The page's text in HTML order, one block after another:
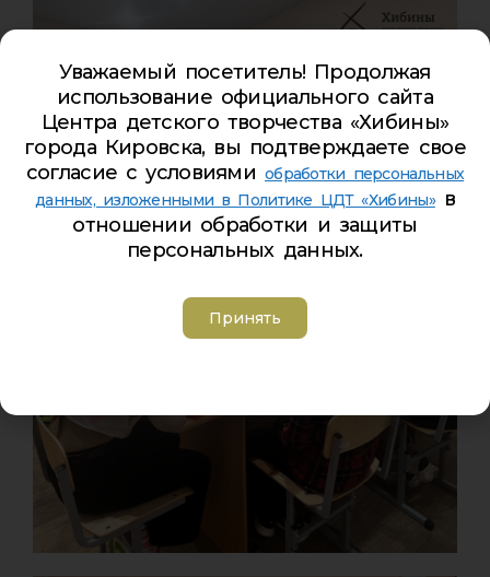
Уважаемый посетитель! Продолжая
использование официального сайта
Центра детского творчества «Хибины»
города Кировска, вы подтверждаете свое
согласие с условиями обработки персональных
данных, изложенными в Политике ЦДТ «Хибины»в
отношении обработки и защиты
персональных данных.
Принять